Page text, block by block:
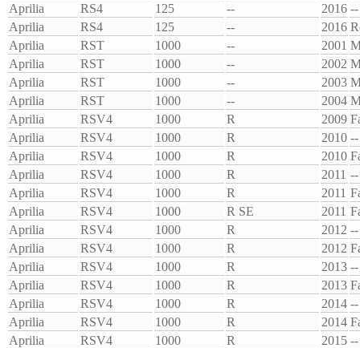
Aprilia
RS4 125 -- 2016 --
Aprilia
RS4 125 -- 2016
Aprilia
RST 1000 -- 2001
Aprilia
RST 1000 -- 2002
Aprilia
RST 1000 -- 2003
Aprilia
RST 1000 -- 2004
Aprilia
RSV4 1000 R 2009
Aprilia
RSV4 1000 R 2010 --
Aprilia
RSV4 1000 R 2010
Aprilia
RSV4 1000 R 2011 --
Aprilia
RSV4 1000 R 2011
Aprilia
RSV4 1000 R SE 2011
Aprilia
RSV4 1000 R 2012 --
Aprilia
RSV4 1000 R 2012
Aprilia
RSV4 1000 R 2013 --
Aprilia
RSV4 1000 R 2013
Aprilia
RSV4 1000 R 2014 --
Aprilia
RSV4 1000 R 2014
Aprilia
RSV4 1000 R 2015 --